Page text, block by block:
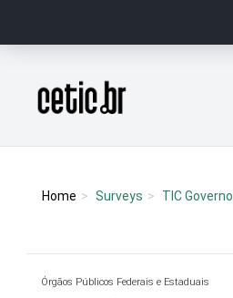
Página inicial
Home Surveys TIC Governo
Órgãos Públicos Federais e Estaduais